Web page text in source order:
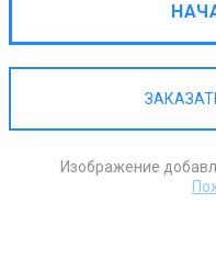
Изображение